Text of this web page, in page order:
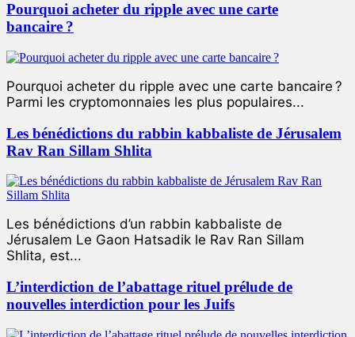
Pourquoi acheter du ripple avec une carte
bancaire ?
Pourquoi acheter du ripple avec une carte bancaire ?
Parmi les cryptomonnaies les plus populaires...
Les bénédictions du rabbin kabbaliste de Jérusalem
Rav Ran Sillam Shlita
Les bénédictions d’un rabbin kabbaliste de
Jérusalem Le Gaon Hatsadik le Rav Ran Sillam
Shlita, est...
L’interdiction de l’abattage rituel prélude de
nouvelles interdiction pour les Juifs